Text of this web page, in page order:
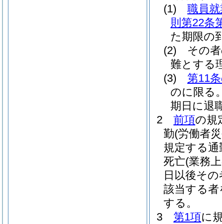
(1)
職員
則第22条
た期限の
(2)
その
難とする
(3)
第11
のに限る
期日に退
2
前項の規
勤(労働者
規定する
死亡(業務
日以後そ
該当する
する。
3
第1項に